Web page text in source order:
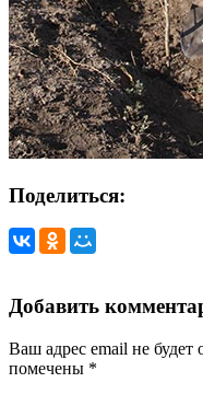
Поделиться:
Добавить
Ваш адрес email не будет
помечены *